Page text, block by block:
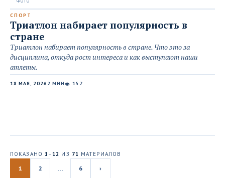
СПОРТ
Триатлон набирает популярность в
стране
Триатлон набирает популярность в стране. Что это за
дисциплина, откуда рост интереса и как выступают наши
атлеты.
18 МАЯ, 2026 2 МИН👁 157
ПОКАЗАНО 1 –12 ИЗ 71 МАТЕРИАЛОВ
1 2 … 6 ›